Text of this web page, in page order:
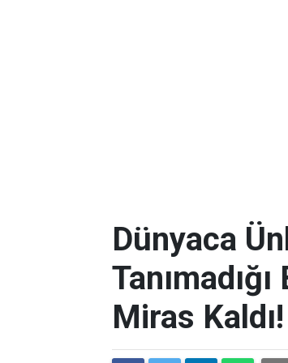
Dünyaca
Miras Kaldı!